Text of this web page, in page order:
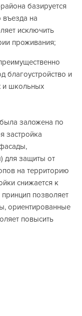
базируется
въезда на
исключить
проживания;
благоустройство и
и школьных
заложена по
застройка
для защиты от
на территорию
снижается к
позволяет
ориентированные
повысить